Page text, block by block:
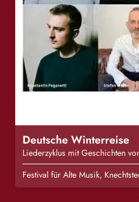
Deutsche Winterreise
Liederzyklus mit Geschichten
Festival für Alte Musik,